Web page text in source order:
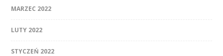
MARZEC 2022
LUTY 2022
STYCZEŃ 2022